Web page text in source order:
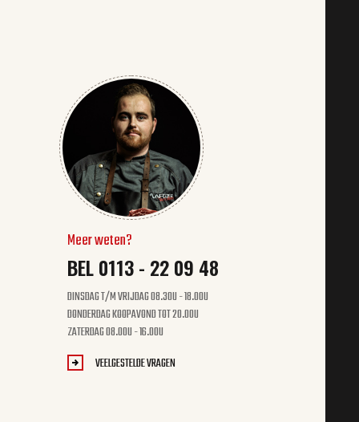
Meer weten?
BEL 0113 - 22 09 48
DINSDAG T/M VRIJDAG 08.30U - 18.00U
DONDERDAG KOOPAVOND TOT 20.00U
ZATERDAG 08.00U - 16.00U
VEELGESTELDE VRAGEN